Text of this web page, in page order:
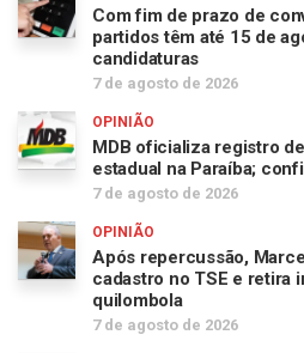
Com fim de prazo de
partidos têm até 15 de
candidaturas
7 de agosto de 2026
OPINIÃO
MDB oficializa registro
estadual na Paraíba;
7 de agosto de 2026
OPINIÃO
Após repercussão,
cadastro no TSE e retira
quilombola
7 de agosto de 2026